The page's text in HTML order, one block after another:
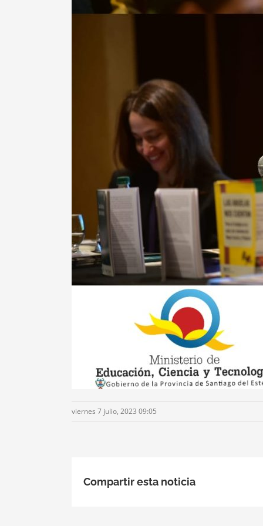
viernes 7 julio, 2023 09:05
Compartir esta noticia